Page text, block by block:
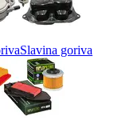
Slavina goriva